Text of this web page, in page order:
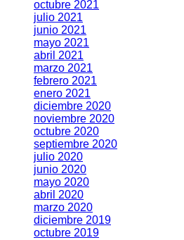
octubre 2021
julio 2021
junio 2021
mayo 2021
abril 2021
marzo 2021
febrero 2021
enero 2021
diciembre 2020
noviembre 2020
octubre 2020
septiembre 2020
julio 2020
junio 2020
mayo 2020
abril 2020
marzo 2020
diciembre 2019
octubre 2019